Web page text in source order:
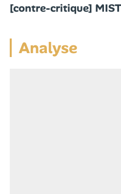
[contre-critique]
Analyse